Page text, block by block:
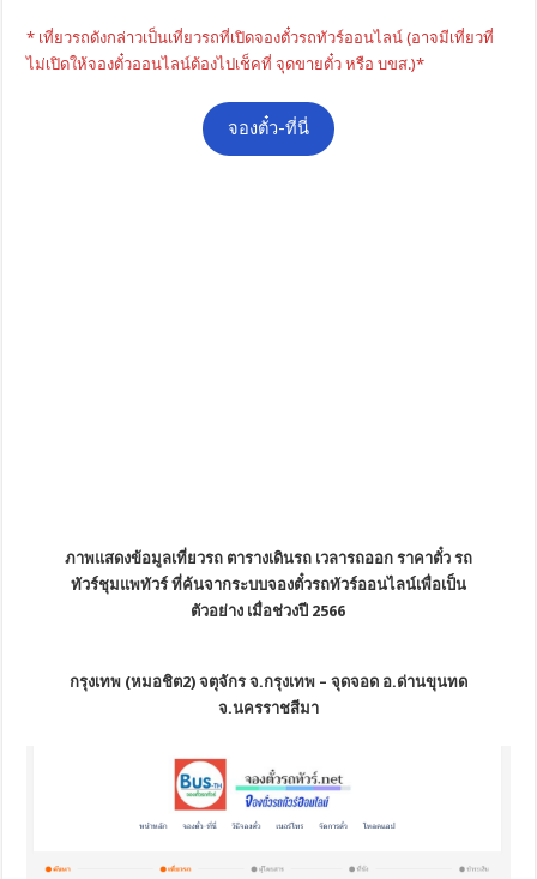
* เที่ยวรถดังกล่าวเป็นเที่ยวรถที่เปิดจองตั๋วรถทัวร์ออนไลน์ (อาจมีเที่ยวที่
ไม่เปิดให้จองตั๋วออนไลน์ต้องไปเช็คที่ จุดขายตั๋ว หรือ บขส.)*
จองตั๋ว-ที่นี่
ภาพแสดงข้อมูลเที่ยวรถ ตารางเดินรถ เวลารถออก ราคาตั๋ว รถ
ทัวร์ชุมแพทัวร์ ที่ค้นจากระบบจองตั๋วรถทัวร์ออนไลน์เพื่อเป็น
ตัวอย่าง เมื่อช่วงปี 2566
กรุงเทพ (หมอชิต2) จตุจักร จ.กรุงเทพ – จุดจอด อ.ด่านขุนทด
จ.นครราชสีมา